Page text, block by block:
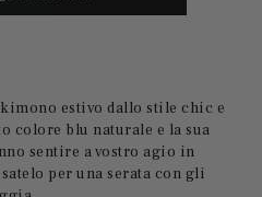
estivo dallo stile chic e
colore blu naturale e la sua
sentire a vostro agio in
per una serata con gli